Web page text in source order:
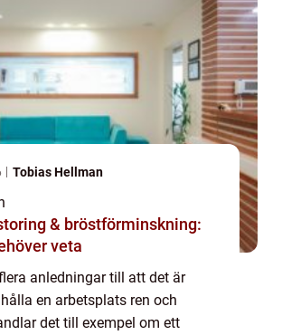
Tobias Hellman
& bröstförminskning:
veta
anledningar till att det är
en arbetsplats ren och
det till exempel om ett